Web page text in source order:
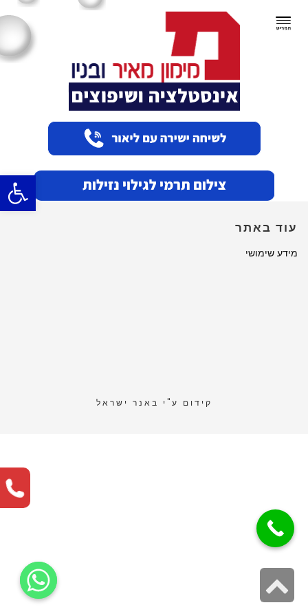
פתח
תפריט
עוד באתר
מידע שימושי
קידום ע"י באנר ישראל
לראש